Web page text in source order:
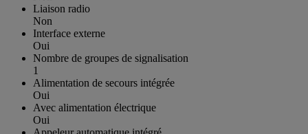
Liaison radio
Non
Interface externe
Oui
Nombre de groupes de signalisation
1
Alimentation de secours intégrée
Oui
Avec alimentation électrique
Oui